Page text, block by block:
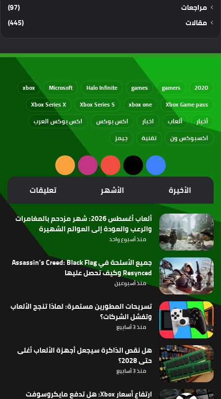
مراجعات
(97)
مقالات
(445)
2020
gamers
games
Halo Infinite
Microsoft
xbox
Xbox Game pass
xbox one
Xbox Series S
Xbox Series X
أخبار
ألعاب اخبار اكس بوكس
اكس بوكس العرب
اكسبوكس ون
تقنية جيمز
فيسبوك
‫X
‫YouTubeانستقرامملخص
الموقع
RSS
الأخيرة الأشهر تعليقات
ألعاب أغسطس 2026: شهر مزدحم بالمغامرات
والرعب والعودة إلى العوالم الشهيرة
منذ أسبوع واحد
جميع الأسلحة في Assassin’s Creed: Black Flag
Resynced وكيف تحصل عليها
منذ أسبوعين
تسريحات المطورين مستمرة: لماذا تنجح الألعاب
وتفشل الشركات؟
منذ 3 أسابيع
هل نقص الذاكرة سيجعل أجهزة الألعاب أغلى
حتى 2028؟
منذ 3 أسابيع
ارتفاع أسعار Xbox: هل تدفع مايكروسوفت